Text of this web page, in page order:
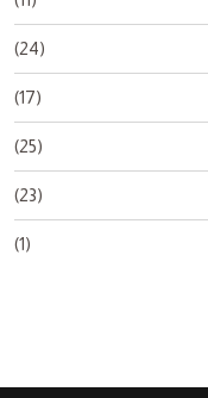
(24)
(17)
(25)
(23)
(1)